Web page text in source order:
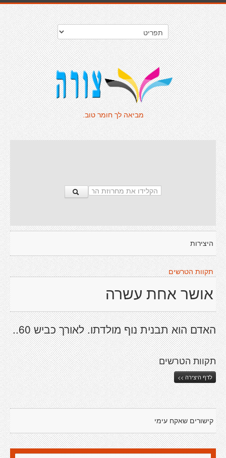
מביאה לך חומר טוב.
היצירות
תקוות הטרשים
אושר אחת עשרה
האדם הוא תבנית נוף מולדתו. לאורך כביש 60..
תקוות הטרשים
לדף היצירה >>
קישורים שאקח עימי